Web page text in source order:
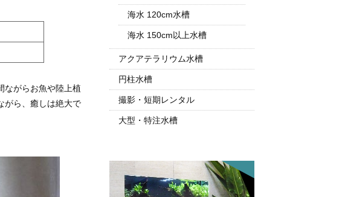
ながらお魚や陸上植
がら、癒しは絶大で
海水 120cm水槽
海水 150cm以上水槽
アクアテラリウム水槽
円柱水槽
撮影・短期レンタル
大型・特注水槽